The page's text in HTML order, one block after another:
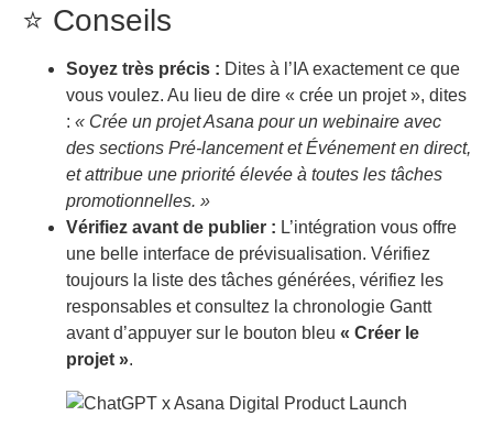
⭐ Conseils
Soyez très précis : Dites à l’IA exactement ce que
vous voulez. Au lieu de dire « crée un projet », dites
: « Crée un projet Asana pour un webinaire avec
des sections Pré-lancement et Événement en direct,
et attribue une priorité élevée à toutes les tâches
promotionnelles. »
Vérifiez avant de publier : L’intégration vous offre
une belle interface de prévisualisation. Vérifiez
toujours la liste des tâches générées, vérifiez les
responsables et consultez la chronologie Gantt
avant d’appuyer sur le bouton bleu « Créer le
projet ».